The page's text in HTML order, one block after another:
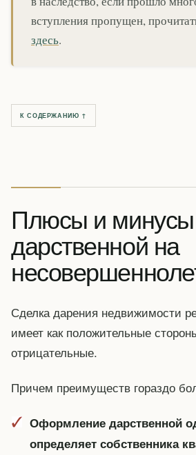
вступления пропущен,
здесь.
К СОДЕРЖАНИЮ ↑
Плюсы и минусы
дарственной на
Сделка дарения недвижимости
имеет как положительные
отрицательные.
Причем преимуществ гораздо
Оформление дарственной
определяет собственника